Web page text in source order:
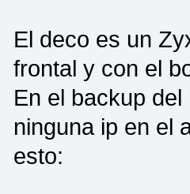
El deco es un
frontal y con el
En el backup
ninguna ip en el
esto: